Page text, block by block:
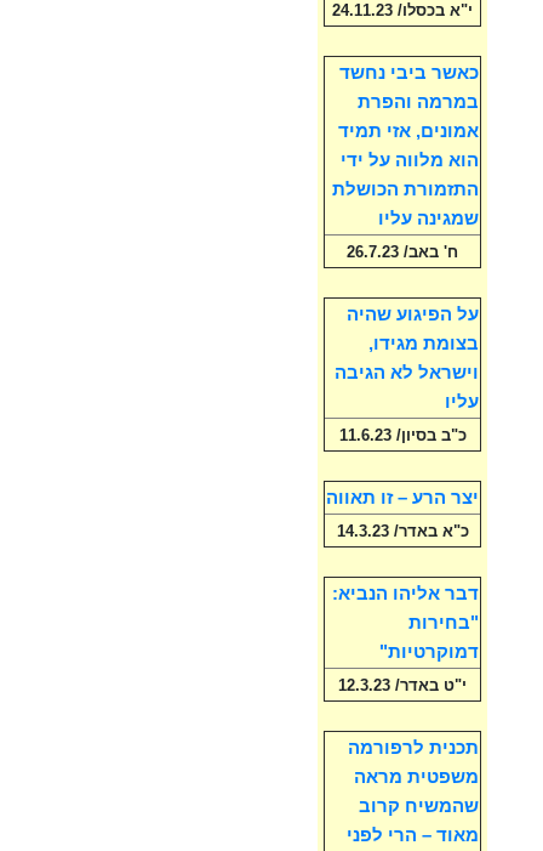
י"א בכסלו/ 24.11.23
כאשר ביבי נחשד
במרמה והפרת
אמונים, אזי תמיד
הוא מלווה על ידי
התזמורת הכושלת
שמגינה עליו
ח' באב/ 26.7.23
על הפיגוע שהיה
בצומת מגידו,
וישראל לא הגיבה
עליו
כ"ב בסיון/ 11.6.23
יצר הרע – זו תאווה
כ"א באדר/ 14.3.23
דבר אליהו הנביא:
"בחירות
דמוקרטיות"
י"ט באדר/ 12.3.23
תכנית לרפורמה
משפטית מראה
שהמשיח קרוב
מאוד – הרי לפני